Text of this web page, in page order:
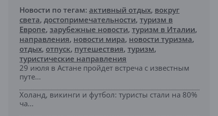
Новости по тегам: активный отдых, вокруг
света, достопримечательности, туризм в
Европе, зарубежные новости, туризм в Италии,
направления, новости мира, новости туризма,
отдых, отпуск, путешествия, туризм,
туристические направления
29 июля в Астане пройдет встреча с известным
путе...
Холанд, викинги и футбол: туристы стали на 80%
ча...